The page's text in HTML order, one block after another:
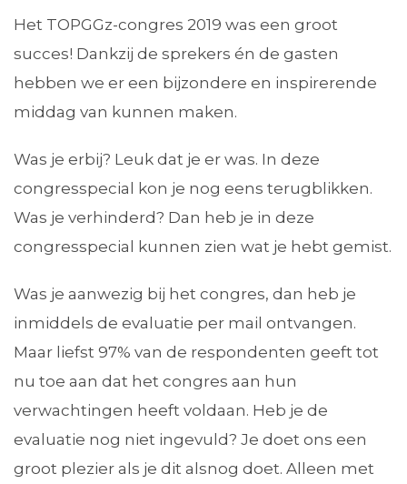
Het TOPGGz-congres 2019 was een groot
succes! Dankzij de sprekers én de gasten
hebben we er een bijzondere en inspirerende
middag van kunnen maken.
Was je erbij? Leuk dat je er was. In deze
congresspecial kon je nog eens terugblikken.
Was je verhinderd? Dan heb je in deze
congresspecial kunnen zien wat je hebt gemist.
Was je aanwezig bij het congres, dan heb je
inmiddels de evaluatie per mail ontvangen.
Maar liefst 97% van de respondenten geeft tot
nu toe aan dat het congres aan hun
verwachtingen heeft voldaan. Heb je de
evaluatie nog niet ingevuld? Je doet ons een
groot plezier als je dit alsnog doet. Alleen met